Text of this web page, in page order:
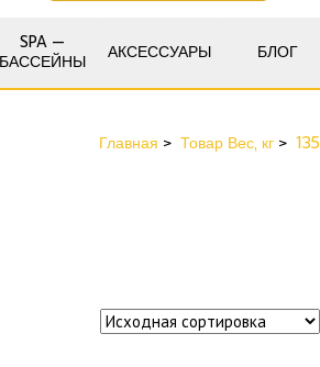
SPA —
БАССЕЙНЫ
АКСЕССУАРЫ БЛОГ
Главная Товар Вес, кг 135